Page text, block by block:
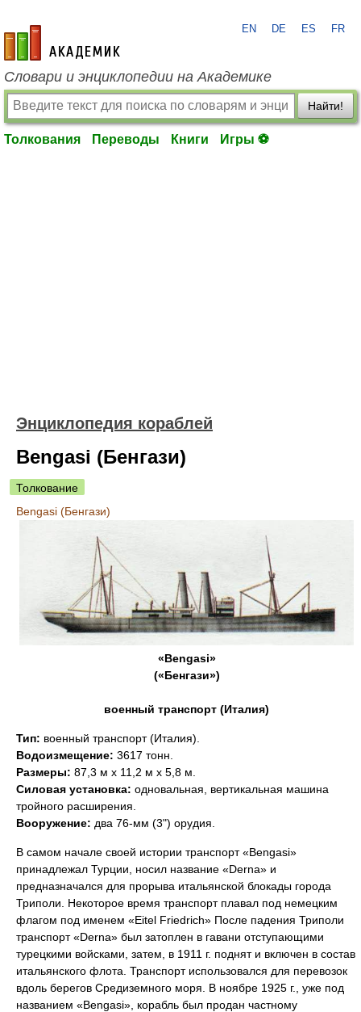
academic.ru
EN DE ES FR
Словари и энциклопедии на Академике
Найти!
Толкования Переводы Книги Игры ⚽
Энциклопедия кораблей
Bengasi (Бенгази)
Толкование
Bengasi (Бенгази)
«Bengasi»
(«Бенгази»)
военный транспорт (Италия)
Тип: военный транспорт (Италия).
Водоизмещение: 3617 тонн.
Размеры: 87,3 м х 11,2 м х 5,8 м.
Силовая установка: одновальная, вертикальная машина
тройного расширения.
Вооружение: два 76-мм (3") орудия.
В самом начале своей истории транспорт «Bengasi»
принадлежал Турции, носил название «Derna» и
предназначался для прорыва итальянской блокады города
Триполи. Некоторое время транспорт плавал под немецким
флагом под именем «Eitel Friedrich» После падения Триполи
транспорт «Derna» был затоплен в гавани отступающими
турецкими войсками, затем, в 1911 г. поднят и включен в состав
итальянского флота. Транспорт использовался для перевозок
вдоль берегов Средиземного моря. В ноябре 1925 г., уже под
названием «Bengasi», корабль был продан частному